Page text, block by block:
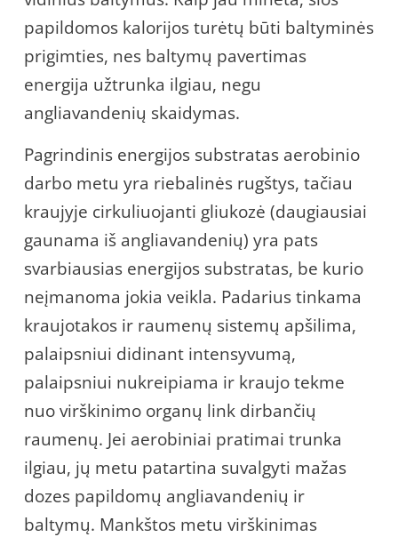
papildomos kalorijos turėtų būti baltyminės
prigimties, nes baltymų pavertimas
energija užtrunka ilgiau, negu
angliavandenių skaidymas.
Pagrindinis energijos substratas aerobinio
darbo metu yra riebalinės rugštys, tačiau
kraujyje cirkuliuojanti gliukozė (daugiausiai
gaunama iš angliavandenių) yra pats
svarbiausias energijos substratas, be kurio
neįmanoma jokia veikla. Padarius tinkama
kraujotakos ir raumenų sistemų apšilima,
palaipsniui didinant intensyvumą,
palaipsniui nukreipiama ir kraujo tekme
nuo virškinimo organų link dirbančių
raumenų. Jei aerobiniai pratimai trunka
ilgiau, jų metu patartina suvalgyti mažas
dozes papildomų angliavandenių ir
baltymų. Mankštos metu virškinimas